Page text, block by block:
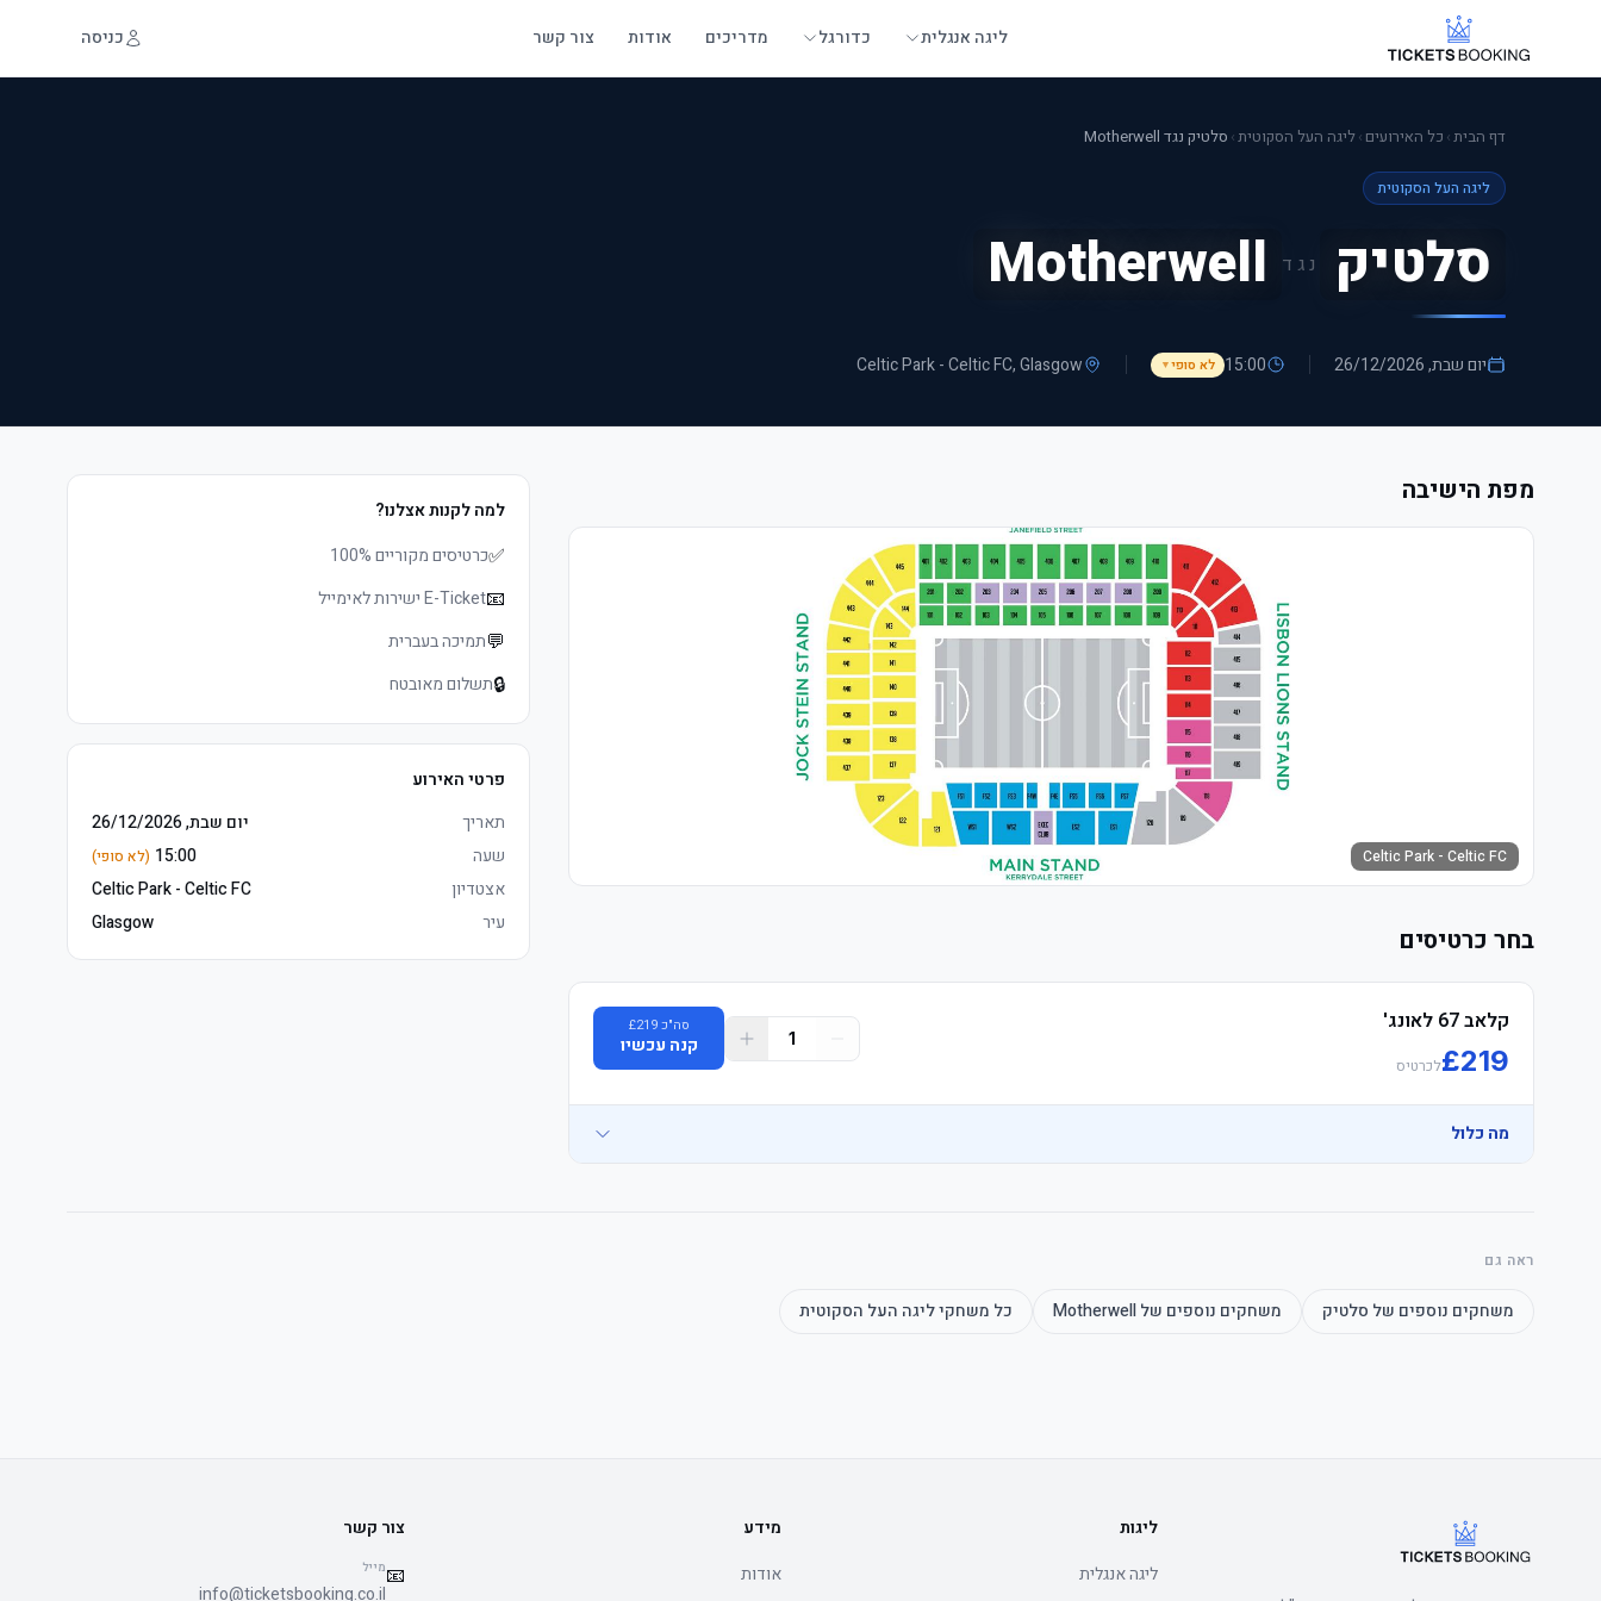
ליגה אנגלית כדורגל מדריכים אודות צור קשר כניסה
דף הבית› כל האירועים ›ליגה העל הסקוטית› סלטיק נגד Motherwell
ליגה העל הסקוטית
סלטיק נגד Motherwell
יום שבת, 26/12/2026 15:00 לא סופי▼
Celtic Park - Celtic FC, Glasgow
מפת הישיבה
Celtic Park - Celtic FC
בחר כרטיסים
קלאב 67 לאונג'
£219 לכרטיס
1
סה"כ £219
קנה עכשיו
מה כלול
למה לקנות אצלנו?
✅כרטיסים מקוריים 100%
📧E-Ticket ישירות לאימייל
💬תמיכה בעברית
🔒תשלום מאובטח
פרטי האירוע
תאריך
יום שבת, 26/12/2026
שעה
15:00 (לא סופי)
אצטדיון
Celtic Park - Celtic FC
עיר
Glasgow
ראה גם
משחקים נוספים של סלטיק משחקים נוספים שלMotherwell כל משחקיליגה העל הסקוטית
ליגות
ליגה אנגלית
מידע
אודות
צור קשר
📧מייל
info@ticketsbooking.co.il